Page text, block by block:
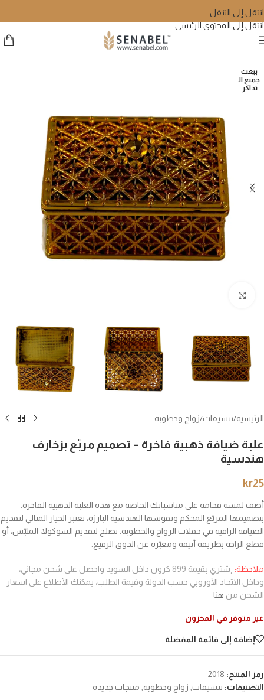
انتقل إلى التنقل
انتقل إلى المحتوى الرئيسي
بيعت
جميع ال
تذاكر
الرئيسية/تنسيقات/زواج وخطوبة
علبة ضيافة ذهبية فاخرة – تصميم مربّع بزخارف
هندسية
kr25
أضف لمسة فخامة على مناسباتك الخاصة مع هذه العلبة الذهبية الفاخرة.
بتصميمها المربّع المحكم ونقوشها الهندسية البارزة، تعتبر الخيار المثالي لتقديم
الضيافة الراقية في حفلات الزواج والخطوبة. تصلح لتقديم الشوكولا، الملبّس، أو
قطع الراحة بطريقة أنيقة ومعبّرة عن الذوق الرفيع.
ملاحظة:
إشتري بقيمة 899 كرون داخل السويد واحصل على شحن مجاني،
وداخل الاتحاد الأوروبي حسب الدولة وقيمة الطلب، يمكنك الأطلاع على اسعار
الشحن من هنا
غير متوفر في المخزون
إضافة إلى قائمة المفضلة
رمز المنتج: 2018
التصنيفات: تنسيقات, زواج وخطوبة, منتجات جديدة